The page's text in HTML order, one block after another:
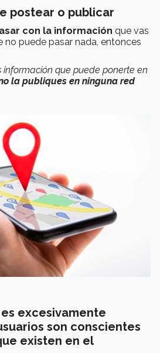
postear o publicar
con la información que vas
no puede pasar nada, entonces
información que puede ponerte en
la publiques en ninguna red
excesivamente
son conscientes
existen en el